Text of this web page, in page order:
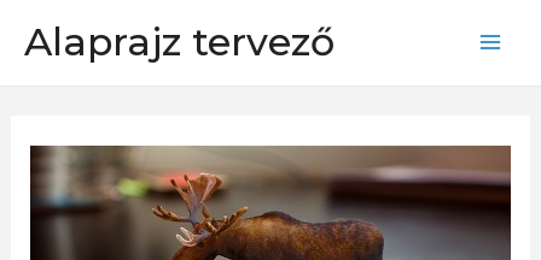
Alaprajz tervező